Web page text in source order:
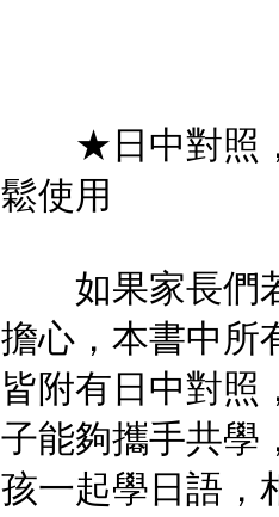
★日中對照，
鬆使用
如果家長們若
擔心，本書中所
皆附有日中對照
子能夠攜手共學
孩一起學日語，